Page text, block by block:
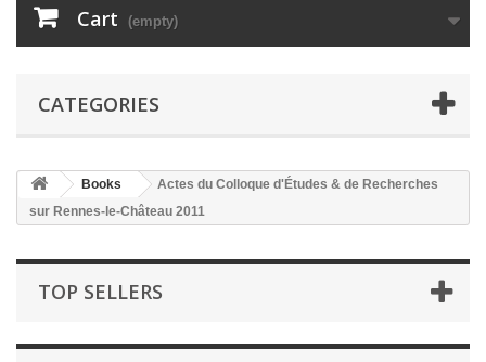
Cart (empty)
CATEGORIES
Books
Actes du Colloque d'Études & de Recherches
sur Rennes-le-Château 2011
TOP SELLERS